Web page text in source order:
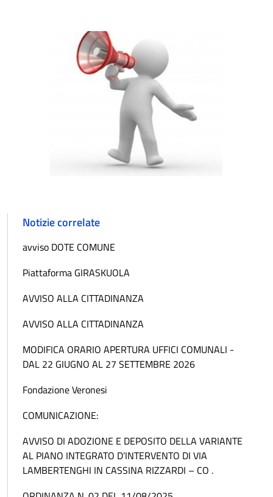
Notizie correlate
avviso DOTE COMUNE
Piattaforma GIRASKUOLA
AVVISO ALLA CITTADINANZA
AVVISO ALLA CITTADINANZA
MODIFICA ORARIO APERTURA UFFICI COMUNALI -
DAL 22 GIUGNO AL 27 SETTEMBRE 2026
Fondazione Veronesi
COMUNICAZIONE:
AVVISO DI ADOZIONE E DEPOSITO DELLA VARIANTE
AL PIANO INTEGRATO D’INTERVENTO DI VIA
LAMBERTENGHI IN CASSINA RIZZARDI – CO .